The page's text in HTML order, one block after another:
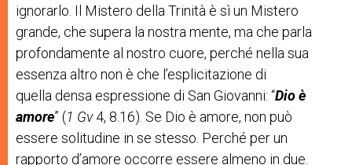
ignorarlo. Il Mistero della Trinità è sì un Mistero
grande, che supera la nostra mente, ma che parla
profondamente al nostro cuore, perché nella sua
essenza altro non è che l’esplicitazione di
quella densa espressione di San Giovanni: “Dioè
amore” (1 Gv 4, 8.16) Se Dio è amore, non può
essere solitudine in se stesso. Perché perun
rapporto d’amore occorre essere almeno in due.